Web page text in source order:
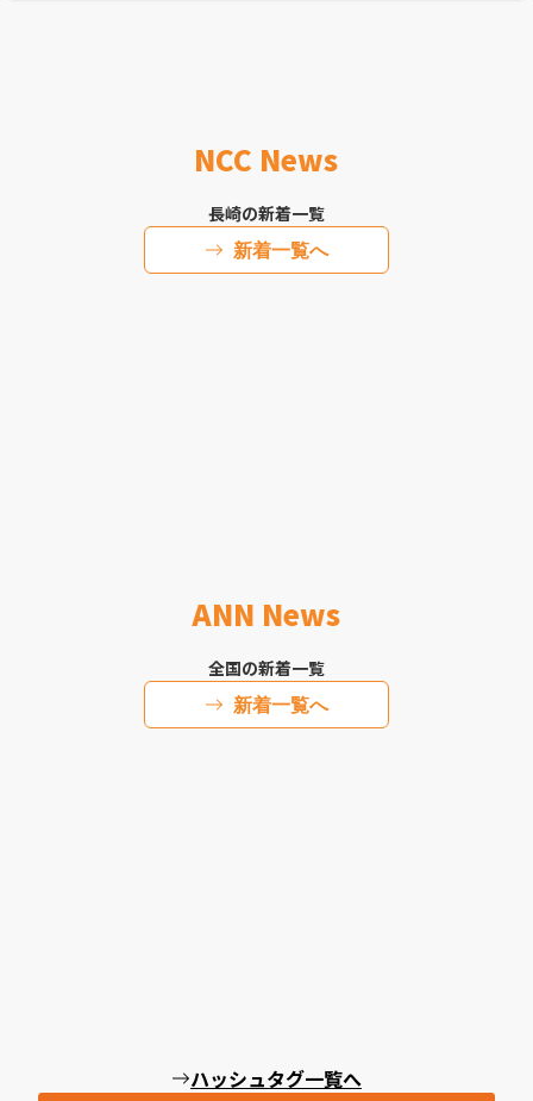
NCC News
長崎の新着一覧
新着一覧へ
ANN News
全国の新着一覧
新着一覧へ
ハッシュタグ一覧へ